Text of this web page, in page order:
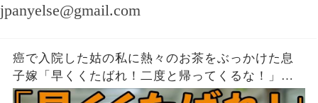
jpanyelse@gmail.com
癌で入院した姑の私に熱々のお茶をぶっかけた息
子嫁「早くくたばれ！二度と帰ってくるな！」→
お望みどおり私は息子夫婦へ仕送りを停止し、永